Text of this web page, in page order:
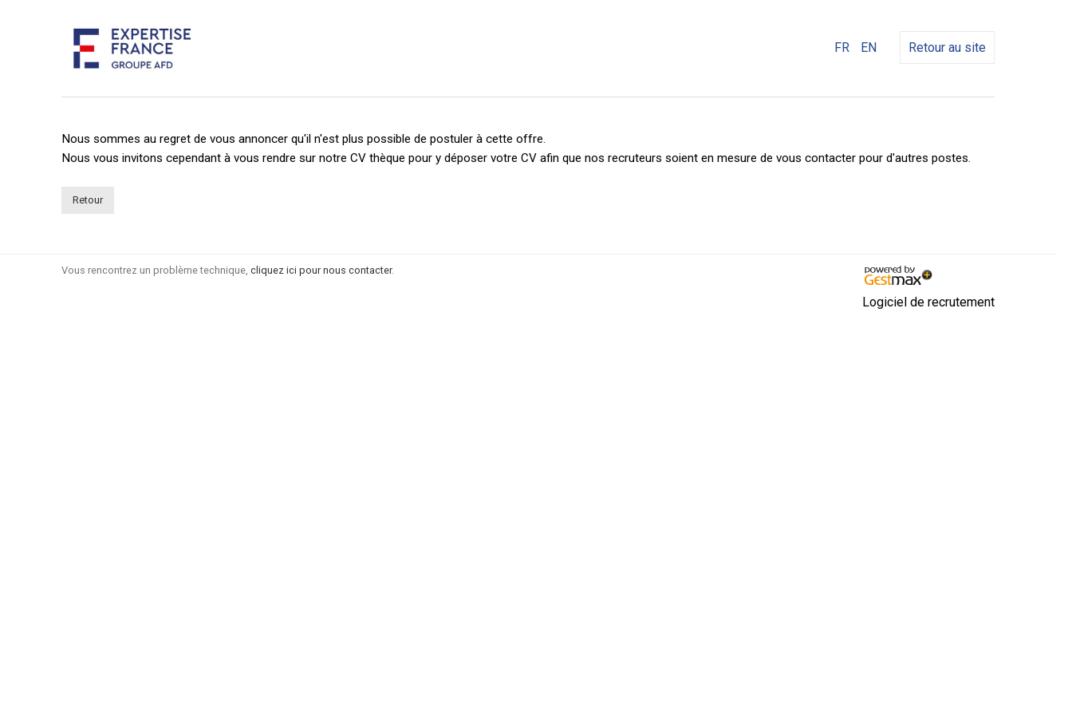
FR EN Retour au site
Nous sommes au regret de vous annoncer qu'il n'est plus possible de postuler à cette offre.
Nous vous invitons cependant à vous rendre sur notre CV thèque pour y déposer votre CV afin que nos recruteurs soient en mesure de vous contacter pour d'autres postes.
Retour
Vous rencontrez un problème technique, cliquez ici pour nous contacter.
Logiciel de recrutement